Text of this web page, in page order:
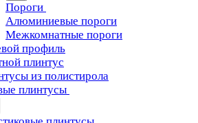
Пороги
Алюминиевые пороги
Межкомнатные пороги
профиль
плинтус
из полистирола
плинтусы